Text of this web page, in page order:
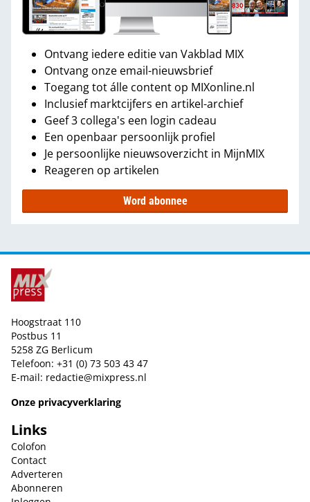
Ontvang iedere editie van Vakblad MIX
Ontvang onze email-nieuwsbrief
Toegang tot álle content op MIXonline.nl
Inclusief marktcijfers en artikel-archief
Geef 3 collega's een login cadeau
Een openbaar persoonlijk profiel
Je persoonlijke nieuwsoverzicht in MijnMIX
Reageren op artikelen
Word abonnee
Hoogstraat 110
Postbus 11
5258 ZG Berlicum
Telefoon: +31 (0) 73 503 43 47
E-mail: redactie@mixpress.nl
Onze privacyverklaring
Links
Colofon
Contact
Adverteren
Abonneren